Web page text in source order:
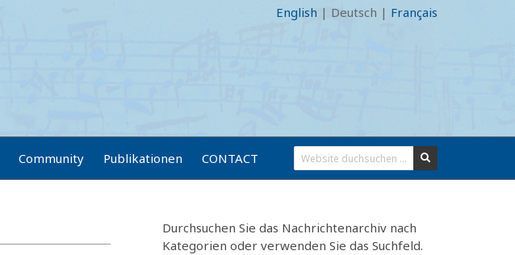
English | Deutsch | Français
Community Publikationen CONTACT
Durchsuchen Sie das Nachrichtenarchiv nach
Kategorien oder verwenden Sie das Suchfeld.